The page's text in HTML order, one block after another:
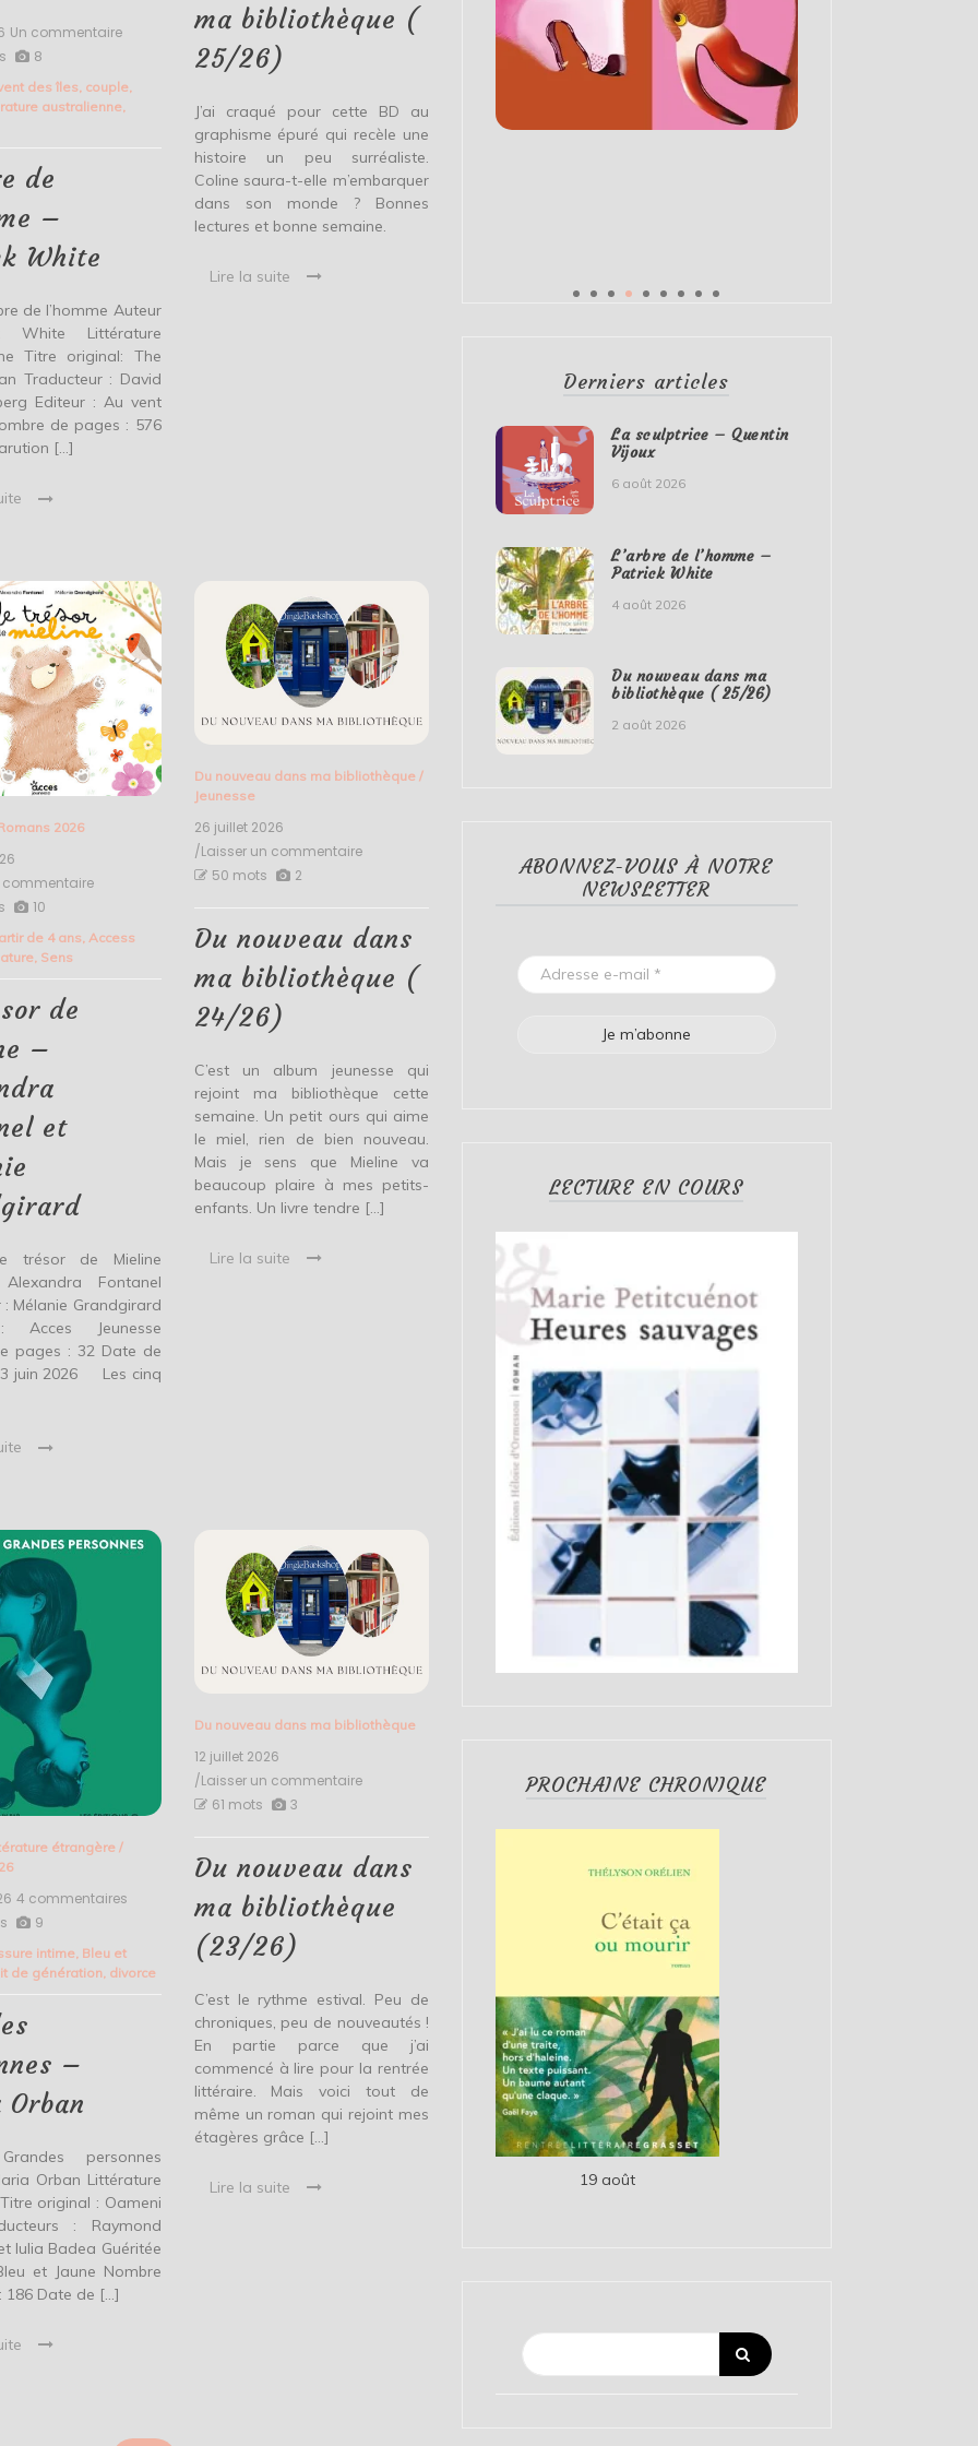
Un commentaire
l’homme
–
8
des îles, couple,
australienne,
de
–
White
de l’homme Auteur
White Littérature
Titre original: The
Traducteur : David
Editeur : Au vent
de pages : 576
[…]
25/26)
ma bibliothèque (
25/26)
J’ai craqué pour cette BD au
graphisme épuré qui recèle une
histoire un peu surréaliste.
Coline saura-t-elle m’embarquer
dans son monde ? Bonnes
lectures et bonne semaine.
Lire la suite
2026
commentaire
de
10
de 4 ans, Access
, Sens
de
–
et
trésor de Mieline
Fontanel
: Mélanie Grandgirard
Acces Jeunesse
pages : 32 Date de
juin 2026 Les cinq
Du nouveau dans ma bibliothèque/
Jeunesse
26 juillet 2026
/Laisser un commentaireon
ma
bibliothèque
24/26)
50 mots 2
Du nouveau dans
ma bibliothèque (
24/26)
C’est un album jeunesse qui
rejoint ma bibliothèque cette
semaine. Un petit ours qui aime
le miel, rien de bien nouveau.
Mais je sens que Mieline va
beaucoup plaire à mes petits-
enfants. Un livre tendre […]
Lire la suite
étrangère /
4 commentaires
Maria
9
intime Bleu et
de génération divorce
–
personnes
Orban Littérature
original : Oameni
: Raymond
Iulia Badea Guéritée
et Jaune Nombre
186 Date de […]
Du nouveau dans ma bibliothèque
12 juillet 2026
/Laisser un commentaireon
ma
bibliothèque
61 mots 3
Du nouveau dans
ma bibliothèque
(23/26)
C’est le rythme estival. Peu de
chroniques, peu de nouveautés !
En partie parce que j’ai
commencé à lire pour la rentrée
littéraire. Mais voici tout de
même un roman qui rejoint mes
étagères grâce […]
Lire la suite
Derniers articles
La sculptrice – Quentin
Vijoux
6 août 2026
L’arbre de l’homme –
Patrick White
4 août 2026
Du nouveau dans ma
bibliothèque ( 25/26)
2 août 2026
ABONNEZ-VOUS À NOTRE
NEWSLETTER
LECTURE EN COURS
PROCHAINE CHRONIQUE
19 août